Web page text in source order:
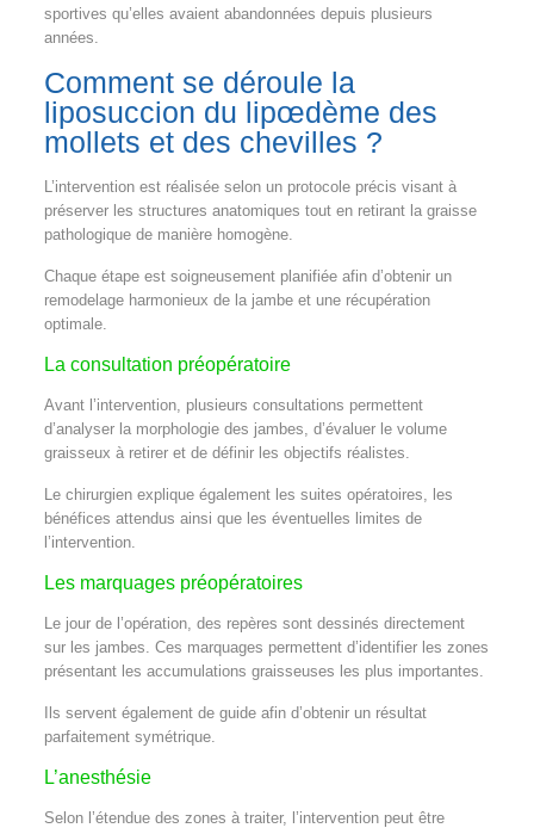
sportives qu’elles avaient abandonnées depuis plusieurs
années.
Comment se déroule la
liposuccion du lipœdème des
mollets et des chevilles ?
L’intervention est réalisée selon un protocole précis visant à
préserver les structures anatomiques tout en retirant la graisse
pathologique de manière homogène.
Chaque étape est soigneusement planifiée afin d’obtenir un
remodelage harmonieux de la jambe et une récupération
optimale.
La consultation préopératoire
Avant l’intervention, plusieurs consultations permettent
d’analyser la morphologie des jambes, d’évaluer le volume
graisseux à retirer et de définir les objectifs réalistes.
Le chirurgien explique également les suites opératoires, les
bénéfices attendus ainsi que les éventuelles limites de
l’intervention.
Les marquages préopératoires
Le jour de l’opération, des repères sont dessinés directement
sur les jambes. Ces marquages permettent d’identifier les zones
présentant les accumulations graisseuses les plus importantes.
Ils servent également de guide afin d’obtenir un résultat
parfaitement symétrique.
L’anesthésie
Selon l’étendue des zones à traiter, l’intervention peut être